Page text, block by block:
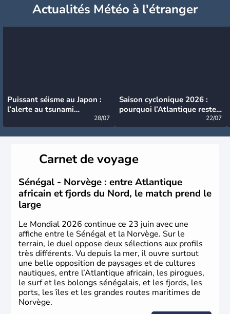
Actualités Météo à l'étranger
Puissant séisme au Japon :
l’alerte au tsunami
28/07
Saison cyclonique 2026 :
pourquoi l’Atlantique reste
22/07
Carnet de voyage
Sénégal - Norvège : entre Atlantique
africain et fjords du Nord, le match prend le
large
Le Mondial 2026 continue ce 23 juin avec une
affiche entre le Sénégal et la Norvège. Sur le
terrain, le duel oppose deux sélections aux profils
très différents. Vu depuis la mer, il ouvre surtout
une belle opposition de paysages et de cultures
nautiques, entre l’Atlantique africain, les pirogues,
le surf et les bolongs sénégalais, et les fjords, les
ports, les îles et les grandes routes maritimes de
Norvège.